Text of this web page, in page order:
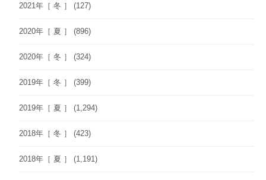
2021年［ 冬 ］ (127)
2020年［ 夏 ］ (896)
2020年［ 冬 ］ (324)
2019年［ 冬 ］ (399)
2019年［ 夏 ］ (1,294)
2018年［ 冬 ］ (423)
2018年［ 夏 ］ (1,191)